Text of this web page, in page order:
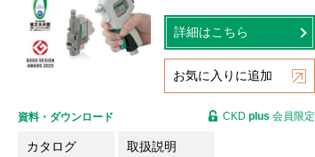
詳細はこちら
お気に入りに追加
資料・ダウンロード
カタログ
取扱説明
CKD plus 会員限定